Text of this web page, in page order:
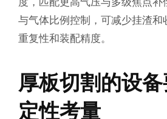
与气体比例控制，可减少挂渣和
重复性和装配精度。
厚板切割的设
定性考量